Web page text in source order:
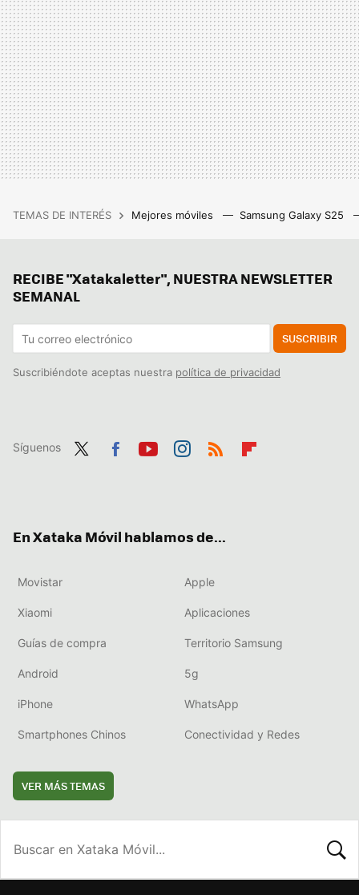
TEMAS DE INTERÉS Mejores móviles Samsung Galaxy S25
RECIBE "Xatakaletter", NUESTRA NEWSLETTER
SEMANAL
SUSCRIBIR
Suscribiéndote aceptas nuestra política de privacidad
Síguenos
En Xataka Móvil hablamos de...
Movistar Apple
Xiaomi Aplicaciones
Guías de compra Territorio Samsung
Android 5g
iPhone WhatsApp
Smartphones Chinos Conectividad y Redes
VER MÁS TEMAS